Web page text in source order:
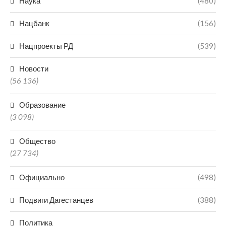
Нацбанк (156)
Нацпроекты РД (539)
Новости
(56 136)
Образование
(3 098)
Общество
(27 734)
Официально (498)
Подвиги Дагестанцев (388)
Политика